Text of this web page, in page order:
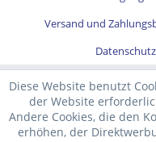
Mit * gekennzeichnete
Versand und
Datenschutz
Diese Website benutzt
der Website
Andere Cookies, die den
erhöhen, der